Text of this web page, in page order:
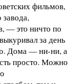
фильмов,
завода,
— это ничто по
за день
Дома — ни-ни, а
просто. Можно